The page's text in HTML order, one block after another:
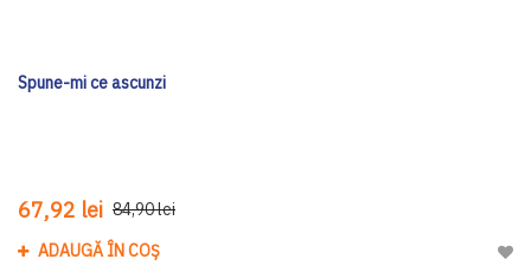
Spune-mi ce ascunzi
67,92 lei 84,90 lei
ADAUGĂ ÎN COȘ